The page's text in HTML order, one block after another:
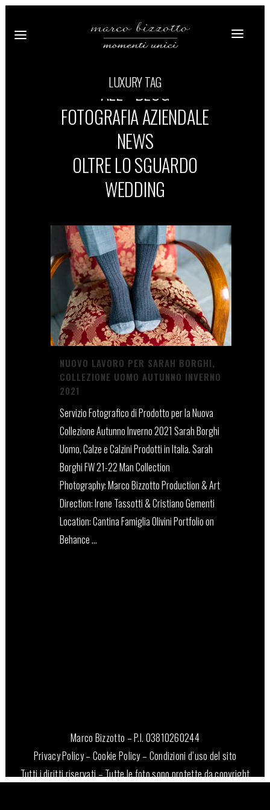
LUXURY TAG
ALL BLOG
FOTOGRAFIA AZIENDALE
NEWS
OLTRE LO SGUARDO
WEDDING
NUOVO LAVORO PER SARAH BORGHI,
COLLEZIONE UOMO AUTUNNO INVERNO
2021
Servizio Fotografico di Prodotto per la Nuova
Collezione Autunno Inverno 2021 Sarah Borghi
Uomo, Calze e Calzini Prodotti in Italia. Sarah
Borghi FW 21-22 Man Collection
Photography: Marco Bizzotto Production & Art
Direction: Irene Tassotti & Cristiano Gementi
Location: Cantina Famiglia Olivini Portfolio on
Behance ...
Marco Bizzotto – P.I. 03810260244
Privacy Policy– Cookie Policy– Condizioni d’uso del sito
Tutti i diritti riservati – Tutte le foto sono protette da copyright